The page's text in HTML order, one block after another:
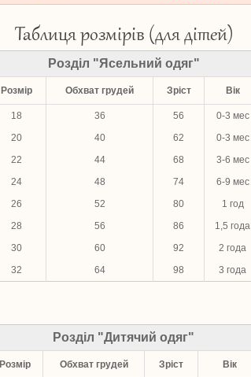
Таблиця розмірів (для дітей)
Розділ "Ясельний одяг"
Розмір Обхват грудей Зріст Вік
18 36 56
0-3 мес
20
40 62
0-3 мес
22
44 68
3-6 мес
24
48 74
6-9 мес
26
52 80
1 год
28
56 86
1,5 года
30
60 92
2 года
32
64 98 3 года
Розділ "Дитячий одяг"
Розмір Обхват грудей Зріст Вік